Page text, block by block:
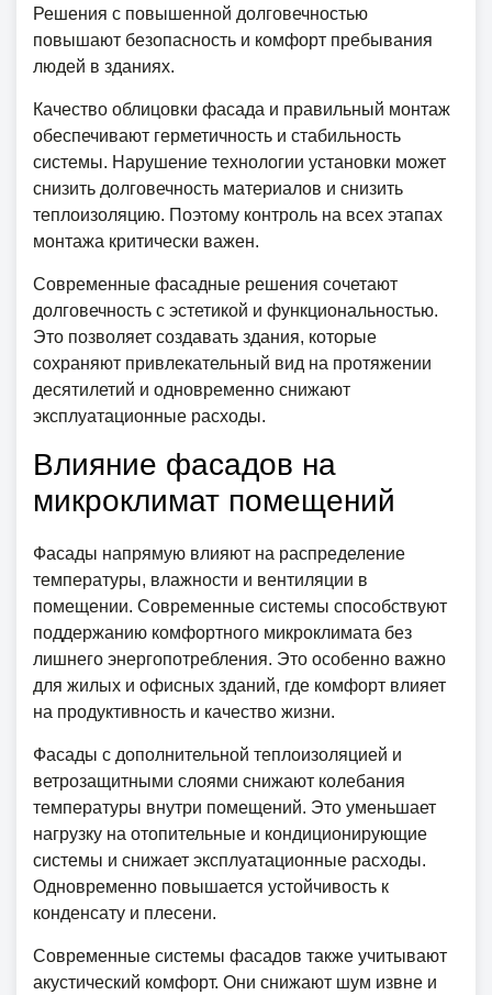
Решения с повышенной долговечностью
повышают безопасность и комфорт пребывания
людей в зданиях.
Качество облицовки фасада и правильный монтаж
обеспечивают герметичность и стабильность
системы. Нарушение технологии установки может
снизить долговечность материалов и снизить
теплоизоляцию. Поэтому контроль на всех этапах
монтажа критически важен.
Современные фасадные решения сочетают
долговечность с эстетикой и функциональностью.
Это позволяет создавать здания, которые
сохраняют привлекательный вид на протяжении
десятилетий и одновременно снижают
эксплуатационные расходы.
Влияние фасадов на
микроклимат помещений
Фасады напрямую влияют на распределение
температуры, влажности и вентиляции в
помещении. Современные системы способствуют
поддержанию комфортного микроклимата без
лишнего энергопотребления. Это особенно важно
для жилых и офисных зданий, где комфорт влияет
на продуктивность и качество жизни.
Фасады с дополнительной теплоизоляцией и
ветрозащитными слоями снижают колебания
температуры внутри помещений. Это уменьшает
нагрузку на отопительные и кондиционирующие
системы и снижает эксплуатационные расходы.
Одновременно повышается устойчивость к
конденсату и плесени.
Современные системы фасадов также учитывают
акустический комфорт. Они снижают шум извне и